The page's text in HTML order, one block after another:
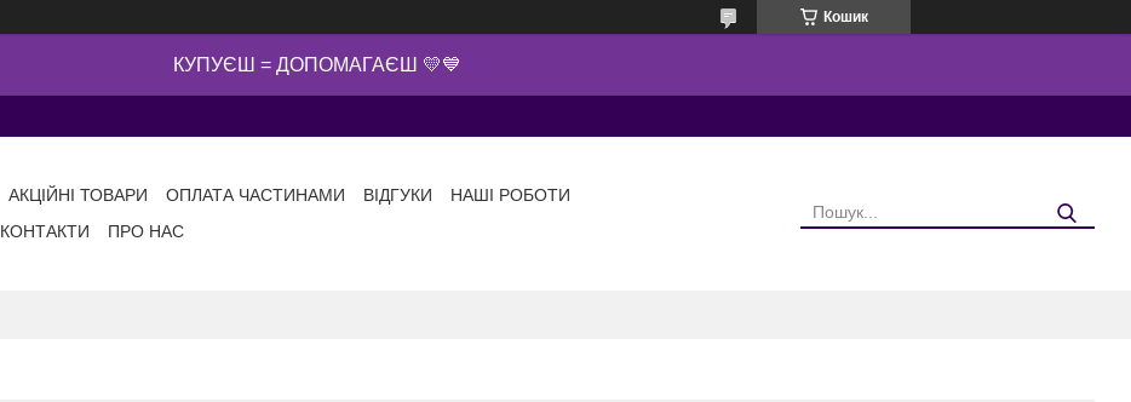
Кошик
КУПУЄШ = ДОПОМАГАЄШ 💛💙
АКЦІЙНІ ТОВАРИ ОПЛАТА ЧАСТИНАМИ ВІДГУКИ
НАШІ РОБОТИ
КОНТАКТИ ПРО НАС